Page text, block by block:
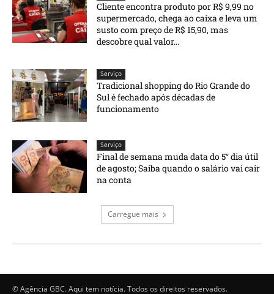
Cliente encontra produto por R$ 9,99 no
supermercado, chega ao caixa e leva um
susto com preço de R$ 15,90, mas
descobre qual valor...
Serviço
Tradicional shopping do Rio Grande do
Sul é fechado após décadas de
funcionamento
Serviço
Final de semana muda data do 5° dia útil
de agosto; Saiba quando o salário vai cair
na conta
Carregue mais
© Agência GBC. Aqui tem notícia. Todos os direitos reservados.